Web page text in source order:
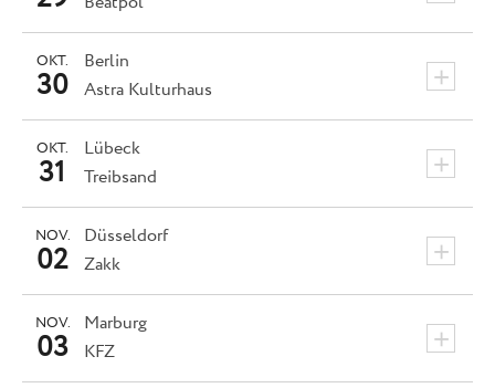
Berlin +
OKT.
30 Astra Kulturhaus
Lübeck +
OKT.
31 Treibsand
Düsseldorf +
NOV.
02 Zakk
Marburg +
NOV.
03 KFZ